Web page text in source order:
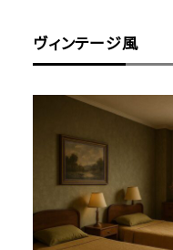
ヴィンテージ風